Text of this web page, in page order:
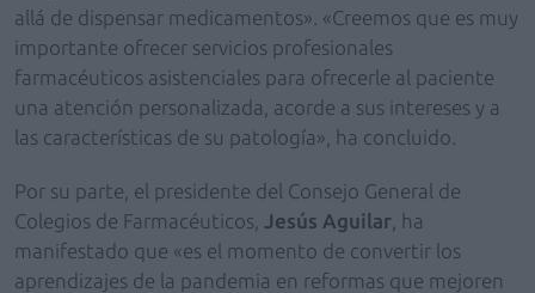
allá de dispensar medicamentos». «Creemos que es muy
importante ofrecer servicios profesionales
farmacéuticos asistenciales para ofrecerle al paciente
una atención personalizada, acorde a sus intereses y a
las características de su patología», ha concluido.
Por su parte, el presidente del Consejo General de
Colegios de Farmacéuticos, Jesús Aguilar , ha
manifestado que «es el momento de convertir los
aprendizajes de la pandemia en reformas que mejoren